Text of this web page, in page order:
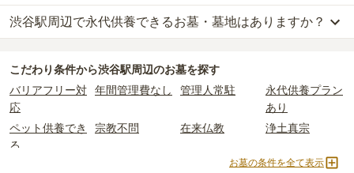
素材によって変わります。
使用料のみかかります。
なお、お墓によっては以下の費用が別途かかる場合があります。
・
：お墓を新しく建てた際に行う儀式のための費
用。僧侶に渡すお布施がかかります。
・
する「合祀墓（ごうしぼ）」と呼ばれるタイプです。個別のお墓に
比べて省スペースで管理の手間がかからないため、費用が安く設定
価格の目安は、1名あたり5万円〜30万円程度です。
渋谷駅周辺で安価なお墓を探したい場合は、価格の安い順で並び替
えてお墓を探すのがおすすめです。
一方で、東京都内には、県または市区町村が運営する公営の霊園が
16件あります。
れているケースがほとんどです。
主な条件として、遺骨がすでにある、該当の市区町村に一定年数以
上住んでいるなどが挙げられます。
条件を満たさない場合は、申し込み自体ができないことも多いた
め、事前の確認が重要です。
契約条件の詳細は、各霊園のページをご確認いただくか、資料請求
渋谷駅周辺には、4件の樹木葬があります。
詳しくは、渋谷駅周辺の樹木葬の一覧をご覧ください。
渋谷駅周辺で永代供養できるお墓・墓地はありますか？
詳しくは、渋谷駅周辺の永代供養の一覧をご覧ください。
こだわり条件から渋谷駅周辺のお墓を探す
バリアフリー対
応
年間管理費なし 管理人常駐
永代供養プラン
あり
ペット供養でき
る
宗教不問 在来仏教 浄土真宗
臨済宗
お墓の条件を全て表示